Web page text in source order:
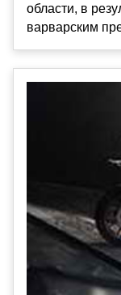
области, в
варварским